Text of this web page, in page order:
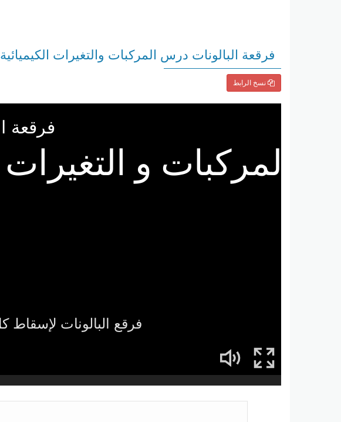
فرقعة البالونات درس المركبات والتغيرات الكيميائية
نسخ الرابط